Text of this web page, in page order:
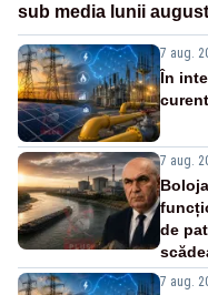
sub media lunii august
7 aug.
În
7 aug.
de
7 aug.